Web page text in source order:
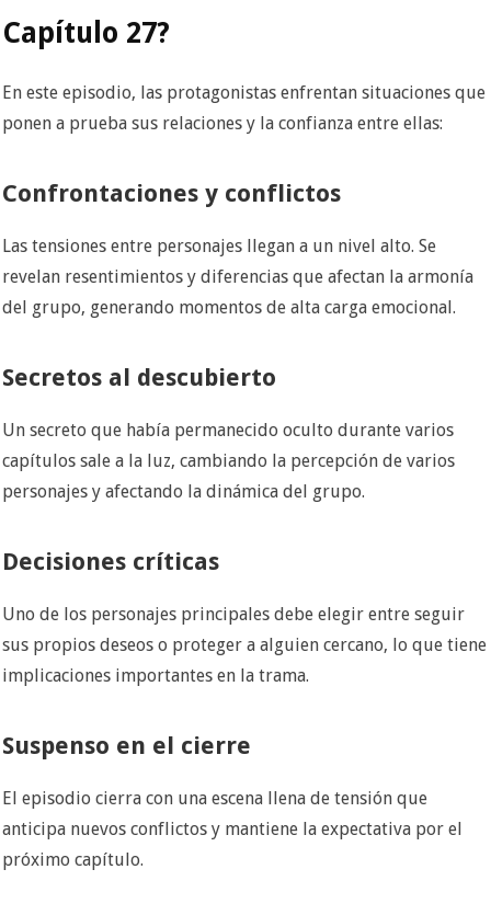
Capítulo 27?
En este episodio, las protagonistas enfrentan situaciones que
ponen a prueba sus relaciones y la confianza entre ellas:
Confrontaciones y conflictos
Las tensiones entre personajes llegan a un nivel alto. Se
revelan resentimientos y diferencias que afectan la armonía
del grupo, generando momentos de alta carga emocional.
Secretos al descubierto
Un secreto que había permanecido oculto durante varios
capítulos sale a la luz, cambiando la percepción de varios
personajes y afectando la dinámica del grupo.
Decisiones críticas
Uno de los personajes principales debe elegir entre seguir
sus propios deseos o proteger a alguien cercano, lo que tiene
implicaciones importantes en la trama.
Suspenso en el cierre
El episodio cierra con una escena llena de tensión que
anticipa nuevos conflictos y mantiene la expectativa por el
próximo capítulo.